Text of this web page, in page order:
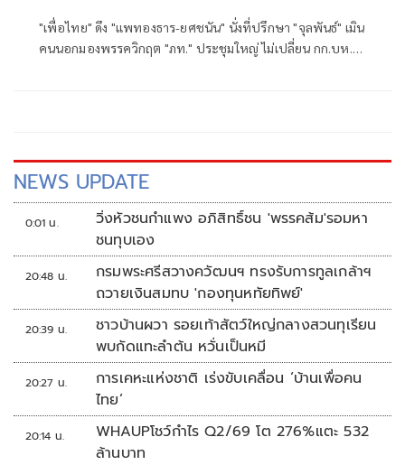
"เพื่อไทย" ดึง "แพทองธาร-ยศชนัน" นั่งที่ปรึกษา "จุลพันธ์" เมิน
คนนอกมองพรรควิกฤต "ภท." ประชุมใหญ่ ไม่เปลี่ยน กก.บห.
NEWS UPDATE
0:01 น.
วิ่งหัวชนกำแพง อภิสิทธิ์ชน 'พรรคส้ม'รอมหา
ชนทุบเอง
20:48 น.
กรมพระศรีสวางควัฒนฯ ทรงรับการทูลเกล้าฯ
ถวายเงินสมทบ 'กองทุนหทัยทิพย์'
20:39 น.
ชาวบ้านผวา รอยเท้าสัตว์ใหญ่กลางสวนทุเรียน
พบกัดแทะลำต้น หวั่นเป็นหมี
20:27 น.
การเคหะแห่งชาติ เร่งขับเคลื่อน ‘บ้านเพื่อคน
ไทย’
20:14 น.
WHAUPโชว์กำไร Q2/69 โต 276%แตะ 532
ล้านบาท